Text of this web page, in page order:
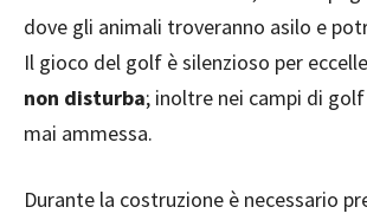
dove gli animali troveranno asilo e
Il gioco del golf è silenzioso per
non disturba; inoltre nei campi di
mai ammessa.
Durante la costruzione è necessario